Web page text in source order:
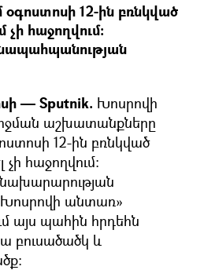
օգոստոսի 12-ին բռնկված
հաջողվում։
— Sputnik. Խոսրովի
աշխատանքները
12-ին բռնկված
հաջողվում։
«Խոսրովի անտառ»
այս պահին հրդեհն
բուսածածկ և